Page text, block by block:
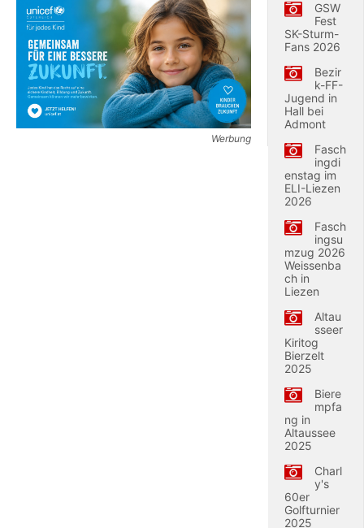
Werbung
GSW
Fest
SK-Sturm-
Fans 2026
Bezir
k-FF-
Jugend in
Hall bei
Admont
Fasch
ingdi
enstag im
ELI-Liezen
2026
Fasch
ingsu
mzug 2026
Weissenba
ch in
Liezen
Altau
sseer
Kiritog
Bierzelt
2025
Biere
mpfa
ng in
Altaussee
2025
Charl
y's
60er
Golfturnier
2025